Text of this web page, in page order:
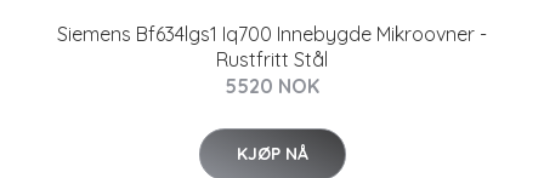
Siemens Bf634lgs1 Iq700 Innebygde Mikroovner -
Rustfritt Stål
5520 NOK
KJØP NÅ